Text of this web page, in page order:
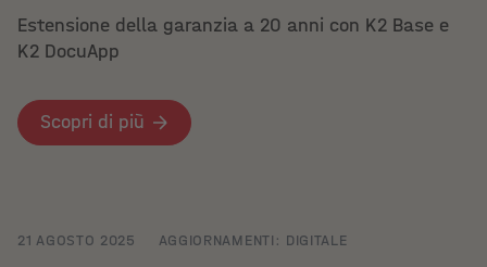
Estensione della garanzia a 20 anni con K2 Base e
K2 DocuApp
Scopri di più
21 AGOSTO 2025 AGGIORNAMENTI: DIGITALE